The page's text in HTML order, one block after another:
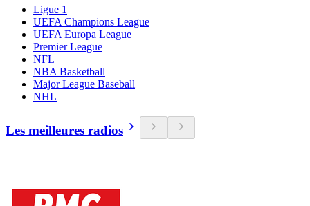
Ligue 1
UEFA Champions League
UEFA Europa League
Premier League
NFL
NBA Basketball
Major League Baseball
NHL
Les meilleures radios